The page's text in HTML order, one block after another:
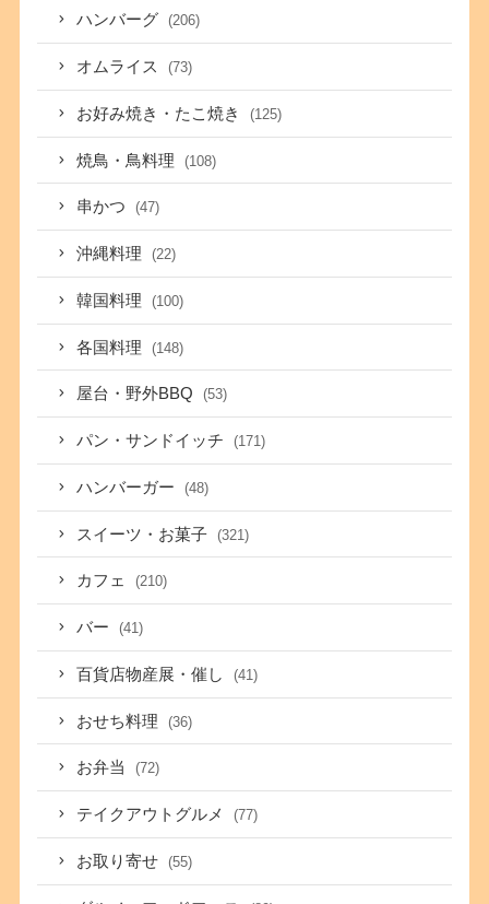
ハンバーグ (206)
オムライス (73)
お好み焼き・たこ焼き (125)
焼鳥・鳥料理 (108)
串かつ (47)
沖縄料理 (22)
韓国料理 (100)
各国料理 (148)
屋台・野外BBQ (53)
パン・サンドイッチ (171)
ハンバーガー (48)
スイーツ・お菓子 (321)
カフェ (210)
バー (41)
百貨店物産展・催し (41)
おせち料理 (36)
お弁当 (72)
テイクアウトグルメ (77)
お取り寄せ (55)